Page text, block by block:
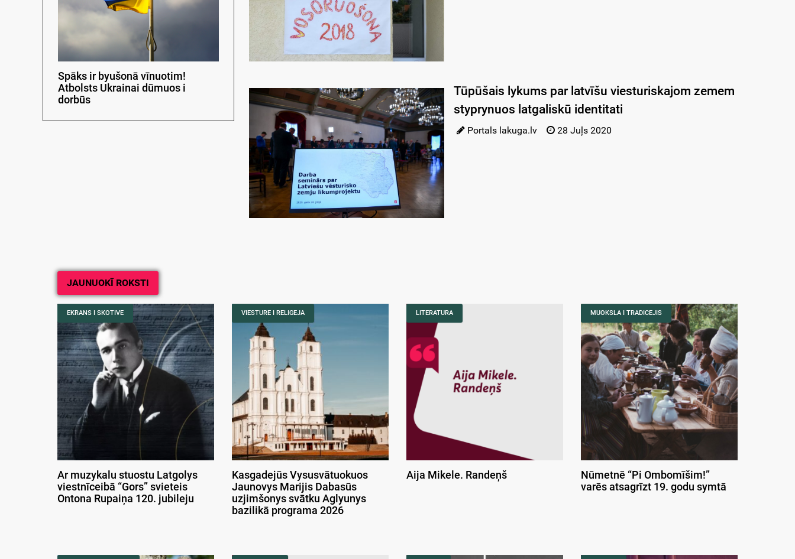
Spāks ir byušonā vīnuotim!
Atbolsts Ukrainai dūmuos i
dorbūs
Tūpūšais lykums par latvīšu viesturiskajom zemem
styprynuos latgaliskū identitati
Portals lakuga.lv 28 Juļs 2020
JAUNUOKĪ ROKSTI
EKRANS I SKOTIVE
Ar muzykalu stuostu Latgolys
viestnīceibā “Gors” svieteis
Ontona Rupaiņa 120. jubileju
VIESTURE I RELIGEJA
Kasgadejūs Vysusvātuokuos
Jaunovys Marijis Dabasūs
uzjimšonys svātku Aglyunys
bazilikā programa 2026
LITERATURA
Aija Mikele. Randeņš
MUOKSLA I TRADICEJIS
Nūmetnē “Pi Ombomīšim!”
varēs atsagrīzt 19. godu symtā